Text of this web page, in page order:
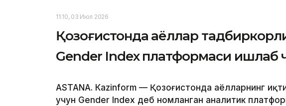
11:10, 03 Июл 2026
Қозоғистонда аёллар
Gender Index платформаси ишлаб
ASTANА. Кazinform — Қозоғистонда аёлларнинг
учун Gender Index деб номланган аналитик